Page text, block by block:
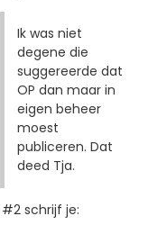
Ik was niet
degene die
suggereerde dat
OP dan maar in
eigen beheer
moest
publiceren. Dat
deed Tja.
schrijf je: